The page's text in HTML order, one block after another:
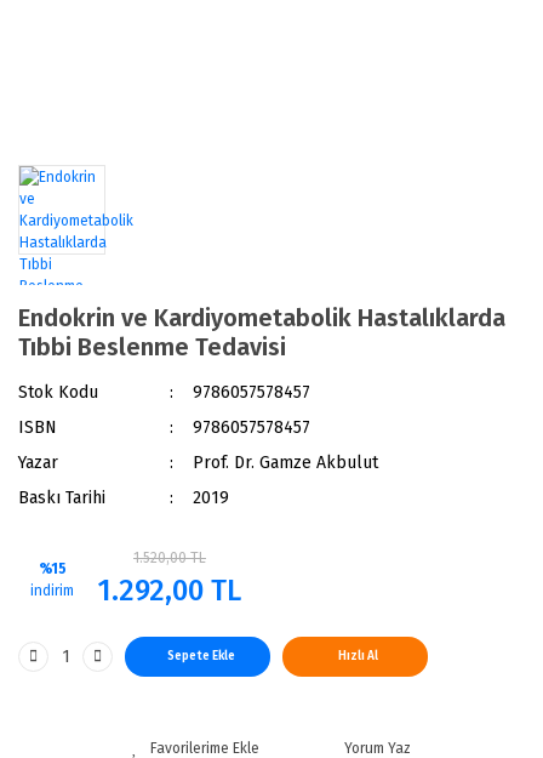
Endokrin ve Kardiyometabolik Hastalıklarda
Tıbbi Beslenme Tedavisi
Stok Kodu
9786057578457
ISBN
9786057578457
Yazar
Prof. Dr. Gamze Akbulut
Baskı Tarihi
2019
%15
indirim
1.520,00 TL
1.292,00 TL
Sepete Ekle Hızlı Al
Yorum Yaz